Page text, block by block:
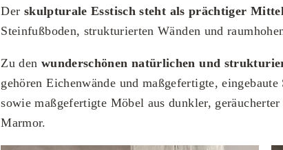
Der skulpturale Esstisch steht als prächtiger
Steinfußboden, strukturierten Wänden und
Zu den wunderschönen natürlichen und
gehören Eichenwände und maßgefertigte,
sowie maßgefertigte Möbel aus dunkler,
Marmor.